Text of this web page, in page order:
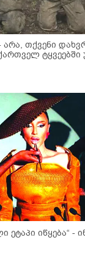
თქვენი
ტყვეებში
ეტაპი იწყება“ -